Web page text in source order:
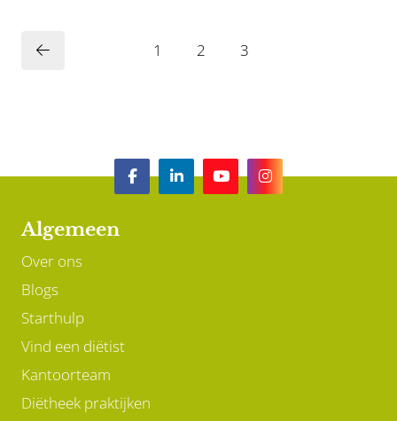
1 2 3
Algemeen
Over ons
Blogs
Starthulp
Vind een diëtist
Kantoorteam
Diëtheek praktijken